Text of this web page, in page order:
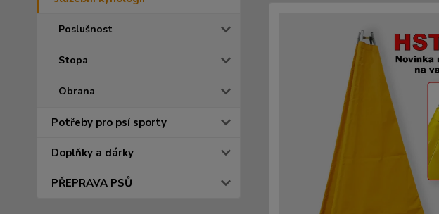
Poslušnost
Stopa
Obrana
Potřeby pro psí sporty
Doplňky a dárky
PŘEPRAVA PSŮ